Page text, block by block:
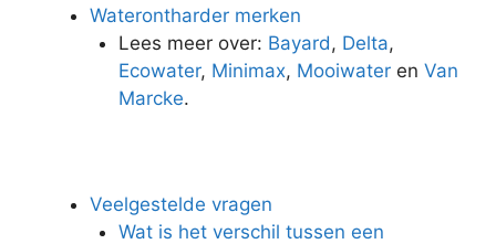
Waterontharder merken
Lees meer over: Bayard, Delta,
Ecowater, Minimax, Mooiwateren Van
Marcke.
Veelgestelde vragen
Wat is het verschil tussen een